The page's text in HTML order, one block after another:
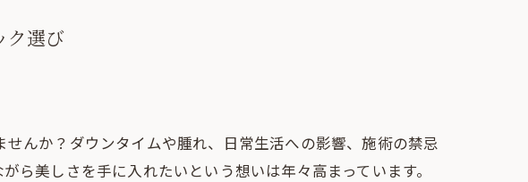
ク選び
んか？ダウンタイムや腫れ、日常生活への影響、施術の禁忌
ら美しさを手に入れたいという想いは年々高まっています。